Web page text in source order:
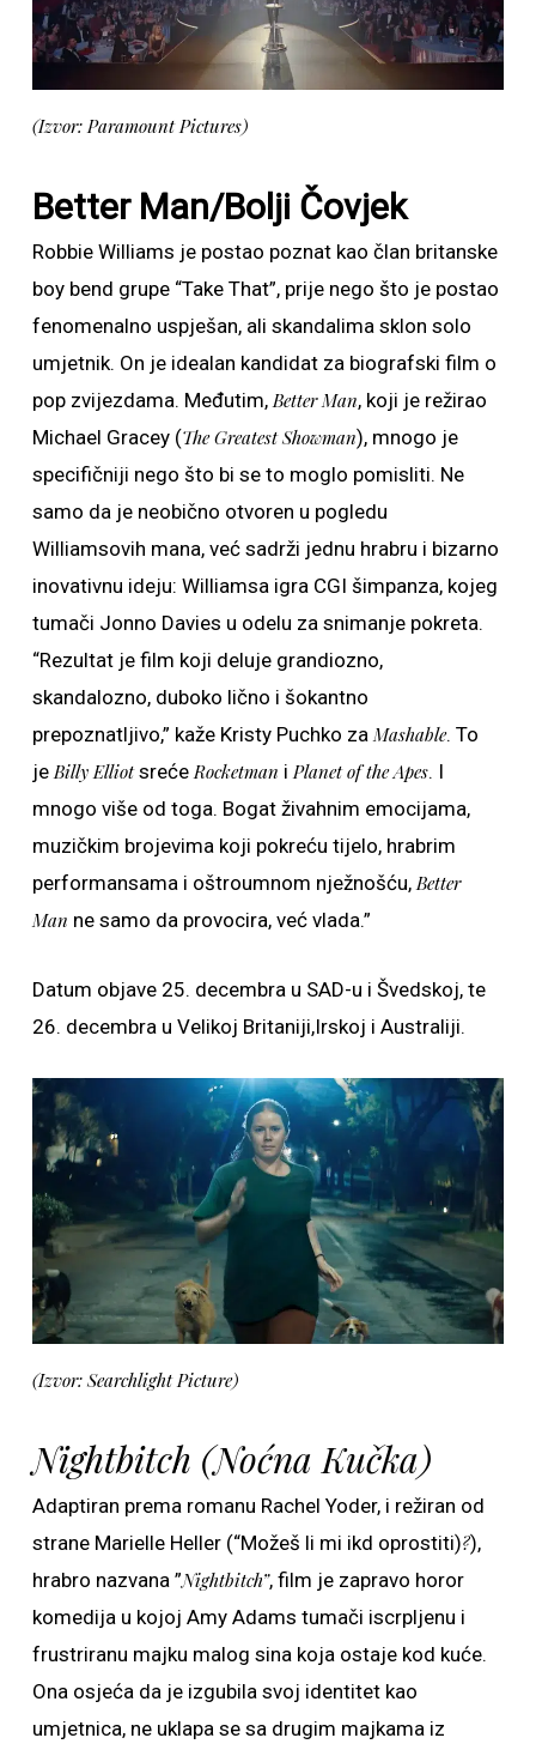
(Izvor: Paramount Pictures)
Better Man/Bolji Čovjek
Robbie Williams je postao poznat kao član britanske
boy bend grupe “Take That”, prije nego što je postao
fenomenalno uspješan, ali skandalima sklon solo
umjetnik. On je idealan kandidat za biografski film o
pop zvijezdama. Međutim,Better Man, koji je režirao
Michael Gracey (The Greatest Showman), mnogo je
specifičniji nego što bi se to moglo pomisliti. Ne
samo da je neobično otvoren u pogledu
Williamsovih mana, već sadrži jednu hrabru i bizarno
inovativnu ideju: Williamsa igra CGI šimpanza, kojeg
tumači Jonno Davies u odelu za snimanje pokreta.
“Rezultat je film koji deluje grandiozno,
skandalozno, duboko lično i šokantno
prepoznatljivo,” kaže Kristy Puchko zaMashable. To
jeBilly ElliotsrećeRocketman iPlanet of the Apes. I
mnogo više od toga. Bogat živahnim emocijama,
muzičkim brojevima koji pokreću tijelo, hrabrim
performansama i oštroumnom nježnošću,Better
Man ne samo da provocira, već vlada.”
Datum objave 25. decembra u SAD-u i Švedskoj, te
26. decembra u Velikoj Britaniji,Irskoj i Australiji.
(Izvor: Searchlight Picture)
Nightbitch (Noćna Kučka)
Adaptiran prema romanu Rachel Yoder, i režiran od
strane Marielle Heller (“Možeš li mi ikd oprostiti)?),
hrabro nazvana ”Nightbitch”, film je zapravo horor
komedija u kojoj Amy Adams tumači iscrpljenu i
frustriranu majku malog sina koja ostaje kod kuće.
Ona osjeća da je izgubila svoj identitet kao
umjetnica, ne uklapa se sa drugim majkama iz